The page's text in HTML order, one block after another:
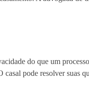
do que um
pode resolver suas